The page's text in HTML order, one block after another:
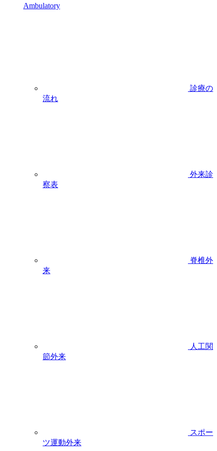
Ambulatory
診療の
流れ
外来診
察表
脊椎外
来
人工関
節外来
スポー
ツ運動外来